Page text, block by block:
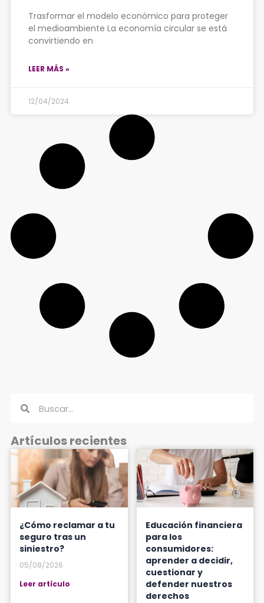
Trasformar el modelo económico para proteger
el medioambiente La economía circular se está
convirtiendo en
LEER MÁS »
12/04/2024
Artículos recientes
¿Cómo reclamar a tu
seguro tras un
siniestro?
05/08/2026
Leer artículo
Educación financiera
para los
consumidores:
aprender a decidir,
cuestionar y
defender nuestros
derechos